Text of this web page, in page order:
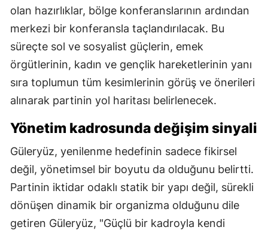
olan hazırlıklar, bölge konferanslarının ardından
merkezi bir konferansla taçlandırılacak. Bu
süreçte sol ve sosyalist güçlerin, emek
örgütlerinin, kadın ve gençlik hareketlerinin yanı
sıra toplumun tüm kesimlerinin görüş ve önerileri
alınarak partinin yol haritası belirlenecek.
Yönetim kadrosunda değişim sinyali
Güleryüz, yenilenme hedefinin sadece fikirsel
değil, yönetimsel bir boyutu da olduğunu belirtti.
Partinin iktidar odaklı statik bir yapı değil, sürekli
dönüşen dinamik bir organizma olduğunu dile
getiren Güleryüz, "Güçlü bir kadroyla kendi